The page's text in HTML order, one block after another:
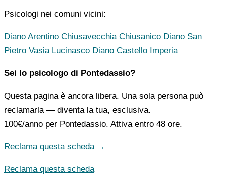
Psicologi nei comuni vicini:
Diano Arentino Chiusavecchia Chiusanico Diano San
Pietro Vasia Lucinasco Diano Castello Imperia
Sei lo psicologo di Pontedassio?
Questa pagina è ancora libera. Una sola persona può
reclamarla — diventa la tua, esclusiva.
100€/anno per Pontedassio. Attiva entro 48 ore.
Reclama questa scheda →
Reclama questa scheda